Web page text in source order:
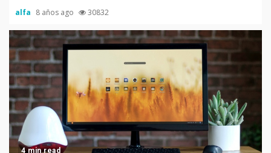
alfa 8 años ago 30832
4 min read